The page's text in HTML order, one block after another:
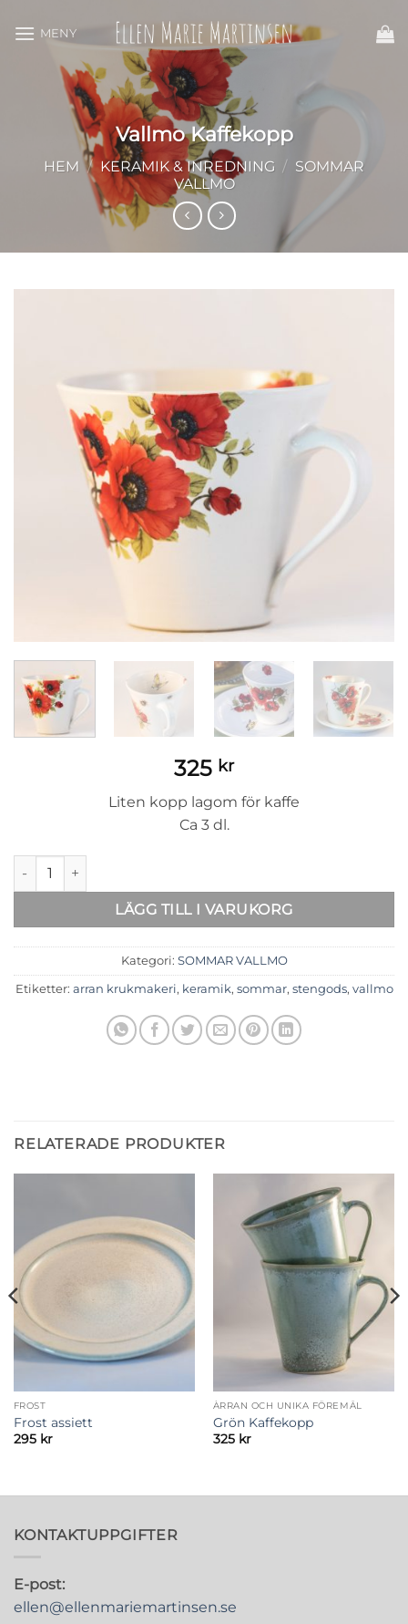
Vallmo Kaffekopp
HEM / KERAMIK & INREDNING / SOMMAR
VALLMO
325 kr
Liten kopp lagom för kaffe
Ca 3 dl.
Vallmo Kaffekopp mängd
LÄGG TILL I VARUKORG
Kategori: SOMMAR VALLMO
Etiketter: arran krukmakeri, keramik, sommar, stengods, vallmo
RELATERADE PRODUKTER
FROST
Frost assiett
295 kr
ÀRRAN OCH UNIKA FÖREMÅL
Grön Kaffekopp
325 kr
KONTAKTUPPGIFTER
E-post:
ellen@ellenmariemartinsen.se